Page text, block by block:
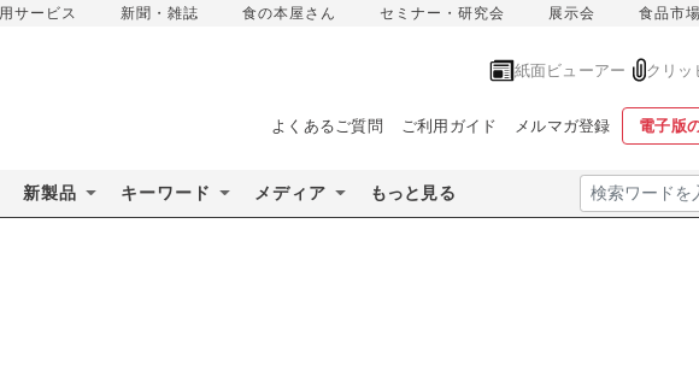
サービス 新聞・雑誌 食の本屋さん セミナー・研究会 展示会 食品市
紙面ビューアー クリッ
よくあるご質問 ご利用ガイド メルマガ登録 電子版
新製品 キーワード メディア もっと見る